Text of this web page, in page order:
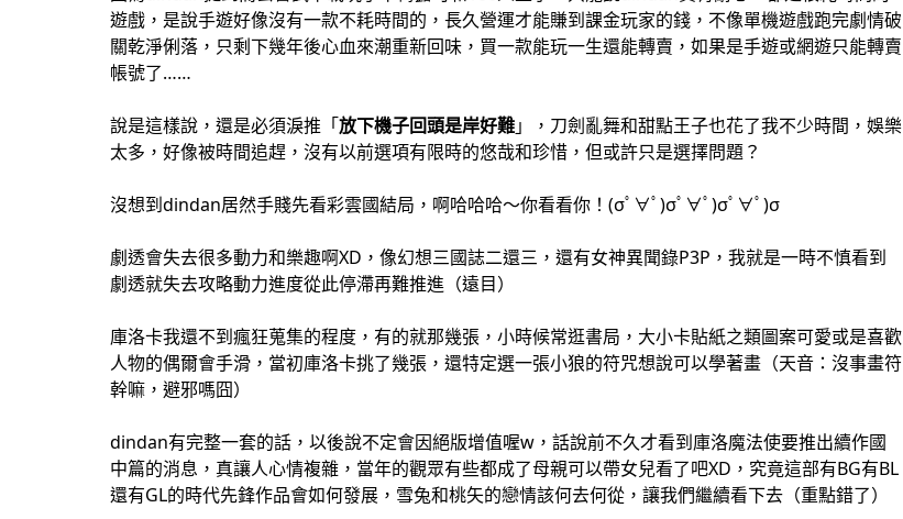
遊戲，是說手遊好像沒有一款不耗時間的，長久營運才能賺到課金玩家的錢，不像單機遊戲跑完劇情破
關乾淨俐落，只剩下幾年後心血來潮重新回味，買一款能玩一生還能轉賣，如果是手遊或網遊只能轉賣
帳號了……
說是這樣說，還是必須淚推「放下機子回頭是岸好難」，刀劍亂舞和甜點王子也花了我不少時間，娛樂
太多，好像被時間追趕，沒有以前選項有限時的悠哉和珍惜，但或許只是選擇問題？
沒想到dindan居然手賤先看彩雲國結局，啊哈哈哈～你看看你！(σﾟ∀ﾟ)σﾟ∀ﾟ)σﾟ∀ﾟ)σ
劇透會失去很多動力和樂趣啊XD，像幻想三國誌二還三，還有女神異聞錄P3P，我就是一時不慎看到
劇透就失去攻略動力進度從此停滯再難推進（遠目）
庫洛卡我還不到瘋狂蒐集的程度，有的就那幾張，小時候常逛書局，大小卡貼紙之類圖案可愛或是喜歡
人物的偶爾會手滑，當初庫洛卡挑了幾張，還特定選一張小狼的符咒想說可以學著畫（天音：沒事畫符
幹嘛，避邪嗎囧）
dindan有完整一套的話，以後說不定會因絕版增值喔w，話說前不久才看到庫洛魔法使要推出續作國
中篇的消息，真讓人心情複雜，當年的觀眾有些都成了母親可以帶女兒看了吧XD，究竟這部有BG有BL
還有GL的時代先鋒作品會如何發展，雪兔和桃矢的戀情該何去何從，讓我們繼續看下去（重點錯了）